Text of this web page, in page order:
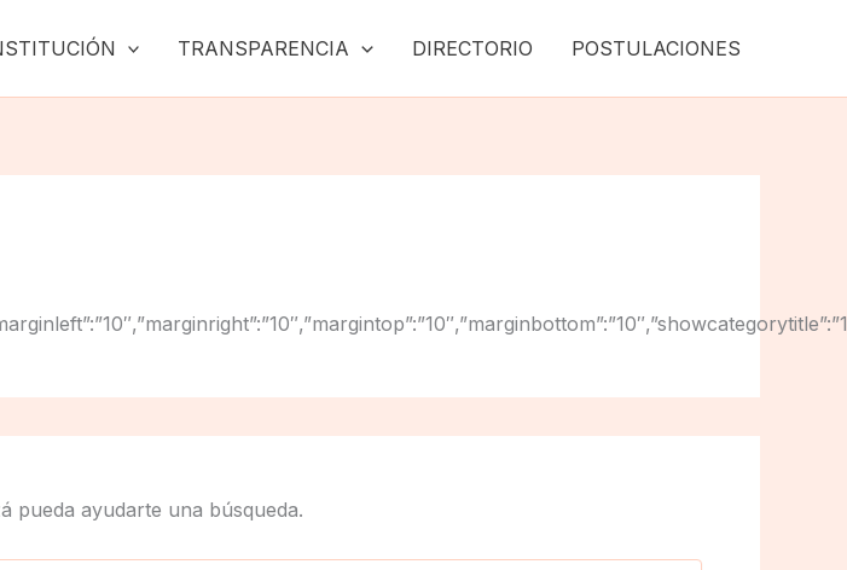
TRANSPARENCIA DIRECTORIO POSTULACIONES
pueda ayudarte una búsqueda.